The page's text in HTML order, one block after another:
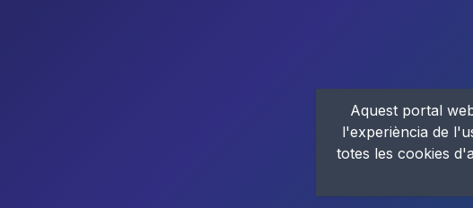
Aquest portal
l'experiència de
totes les cookies